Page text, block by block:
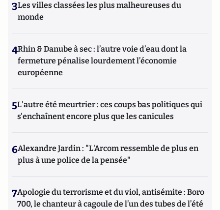
3Les villes classées les plus malheureuses du
monde
4Rhin & Danube à sec : l’autre voie d’eau dont la
fermeture pénalise lourdement l’économie
européenne
5L'autre été meurtrier : ces coups bas politiques qui
s'enchaînent encore plus que les canicules
6Alexandre Jardin : "L'Arcom ressemble de plus en
plus à une police de la pensée"
7Apologie du terrorisme et du viol, antisémite : Boro
700, le chanteur à cagoule de l’un des tubes de l’été